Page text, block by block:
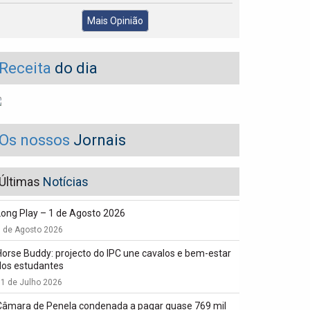
Mais Opinião
do dia
nossos Jornais
Notícias
Play – 1 de Agosto 2026
de Agosto 2026
Buddy: projecto do IPC une cavalos e bem-estar
estudantes
de Julho 2026
de Penela condenada a pagar quase 769 mil